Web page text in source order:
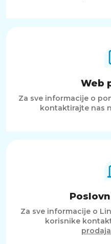
Web
Za sve informacije o
kontaktirajte nas
Za sve informacije o
korisnike